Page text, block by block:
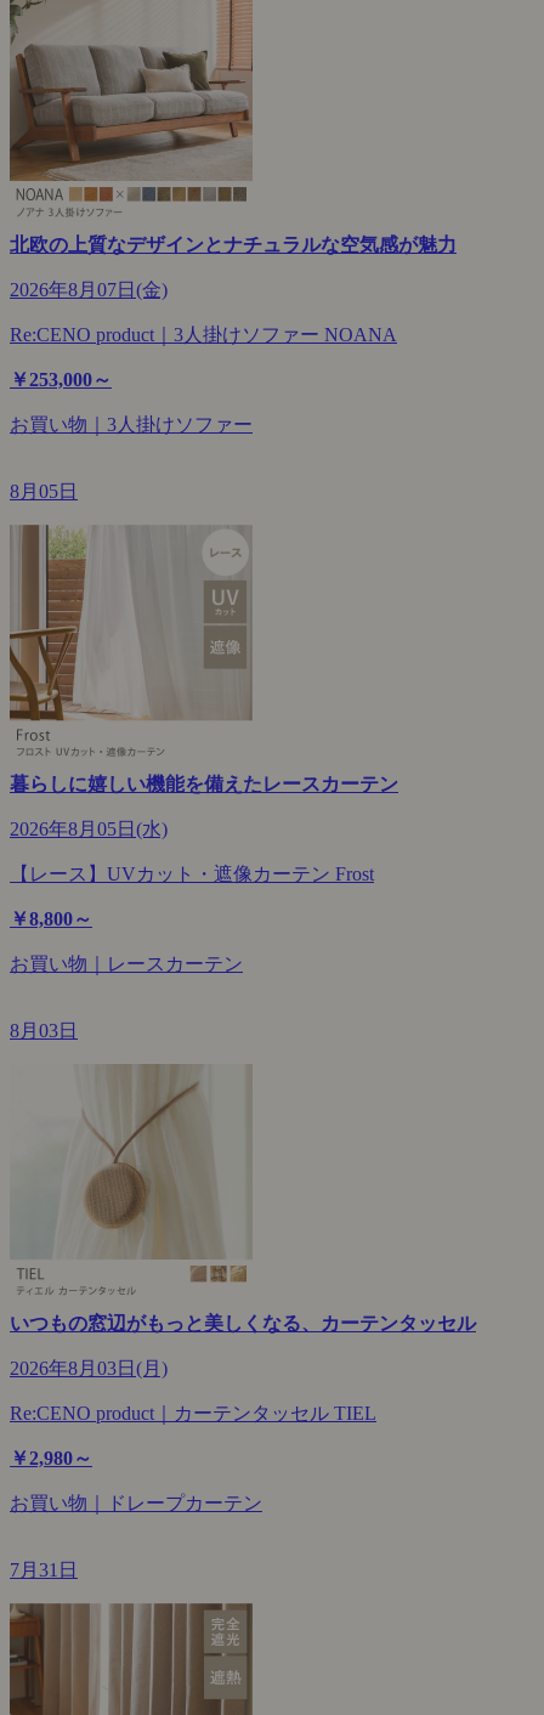
北欧の上質なデザインとナチュラルな空気感が魅力
2026年8月07日(金)
Re:CENO product｜3人掛けソファー NOANA
￥253,000～
お買い物｜3人掛けソファー
8月05日
暮らしに嬉しい機能を備えたレースカーテン
2026年8月05日(水)
【レース】UVカット・遮像カーテン Frost
￥8,800～
お買い物｜レースカーテン
8月03日
いつもの窓辺がもっと美しくなる、カーテンタッセル
2026年8月03日(月)
Re:CENO product｜カーテンタッセル TIEL
￥2,980～
お買い物｜ドレープカーテン
7月31日